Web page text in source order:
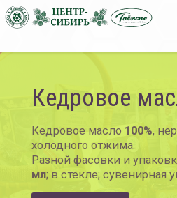
Кедровое
Кедровое масло 100%,
холодного отжима.
Разной фасовки и
мл; в стекле; сувенирная